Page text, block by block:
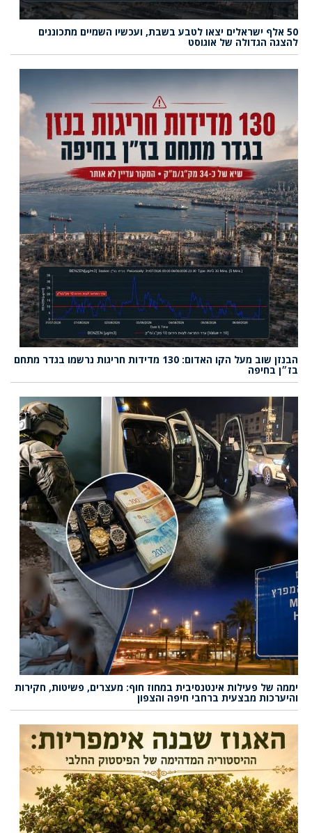
50 אלף ישראלים יצאו לטבע בשבת, ועכשיו השמיים מתכוננים
להצגה הגדולה של אוגוסט
הבנזן שוב מעל הקו האדום: 130 מדידות חריגות נרשמו בגדר מתחם
בז״ן בחיפה
יממה של פעילות אינטנסיבית במחוז חוף: מעצרים, פשיטות, חקירות
והיערכות מבצעית ברחבי חיפה והצפון